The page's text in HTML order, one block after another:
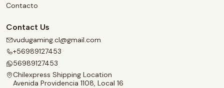
Contacto
Contact Us
vudugaming.cl@gmail.com
+56989127453
56989127453
Chilexpress Shipping Location
Avenida Providencia 1108, Local 16